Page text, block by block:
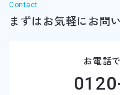
Contact
まずはお気軽にお問
お電話